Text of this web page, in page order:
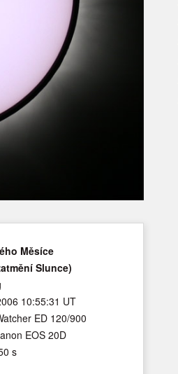
Měsíce
Slunce)
10:55:31 UT
ED 120/900
EOS 20D
s